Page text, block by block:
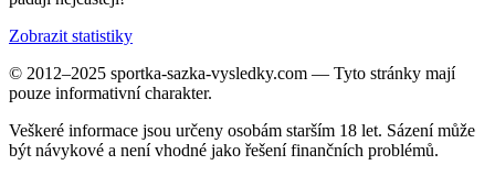
Zobrazit statistiky
© 2012–2025 sportka-sazka-vysledky.com — Tyto stránky mají
pouze informativní charakter.
Veškeré informace jsou určeny osobám starším 18 let. Sázení může
být návykové a není vhodné jako řešení finančních problémů.